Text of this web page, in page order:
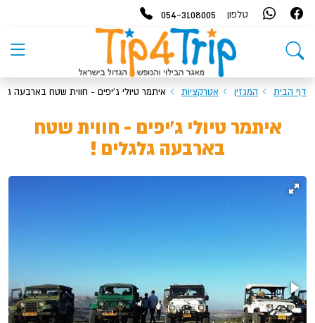
טלפון 054-3108005
דף הבית המגזין אטרקציות איתמר טיולי ג'יפים - חווית שטח בארבעה
איתמר טיולי ג'יפים - חווית שטח
בארבעה גלגלים !